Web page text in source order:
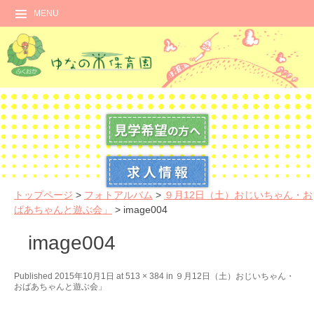
MENU
トップページ > フォトアルバム > ９月12日（土）おじいちゃん・お
ばあちゃんと遊ぶ会」
> image004
image004
Published 2015年10月1日 at 513 × 384 in ９月12日（土）おじいちゃん・
おばあちゃんと遊ぶ会」
←
P
N
e